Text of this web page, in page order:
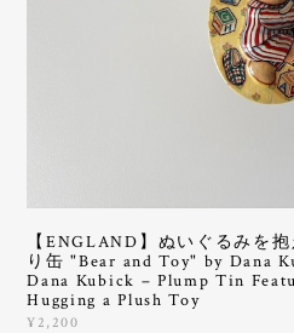
【ENGLAND】ぬいぐるみを
り缶 "Bear and Toy" by Dana
Dana Kubick – Plump Tin
Hugging a Plush Toy
¥2,200